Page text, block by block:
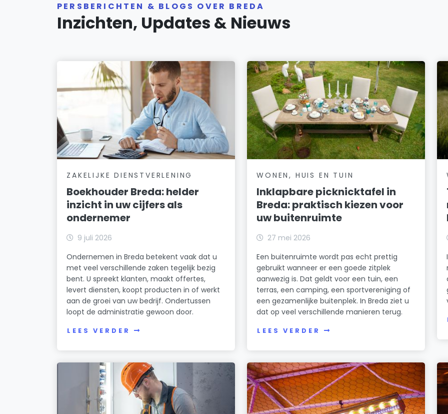
PERSBERICHTEN & BLOGS OVER BREDA
Inzichten, Updates & Nieuws
ZAKELIJKE DIENSTVERLENING
Boekhouder Breda: helder
inzicht in uw cijfers als
ondernemer
9 juli 2026
Ondernemen in Breda betekent vaak dat u
met veel verschillende zaken tegelijk bezig
bent. U spreekt klanten, maakt offertes,
levert diensten, koopt producten in of werkt
aan de groei van uw bedrijf. Ondertussen
loopt de administratie gewoon door.
LEES VERDER
WONEN, HUIS EN TUIN
Inklapbare picknicktafel in
Breda: praktisch kiezen voor
uw buitenruimte
27 mei 2026
Een buitenruimte wordt pas echt prettig
gebruikt wanneer er een goede zitplek
aanwezig is. Dat geldt voor een tuin, een
terras, een camping, een sportvereniging of
een gezamenlijke buitenplek. In Breda ziet u
dat op veel verschillende manieren terug.
LEES VERDER